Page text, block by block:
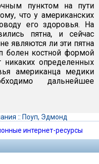
пунктом на пути
что у американских
его здоровья. На
пятна, и сейчас
являются ли эти пятна
болен костной формой
определенных
американца медики
дальнейшее
:: Поуп, Эдмонд
интернет-ресурсы